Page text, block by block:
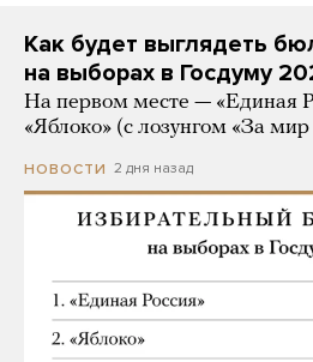
Как будет выглядеть
на выборах в Госдуму
На первом месте — «Единая
«Яблоко» (с лозунгом «За мир
НОВОСТИ 2 дня назад